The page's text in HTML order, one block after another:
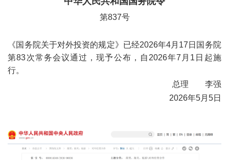
第837号
《国务院关于对外投资的规定》已经2026年4月17日国务院
第83次常务会议通过，现予公布，自2026年7月1日起施
行。
总理 李强
2026年5月5日